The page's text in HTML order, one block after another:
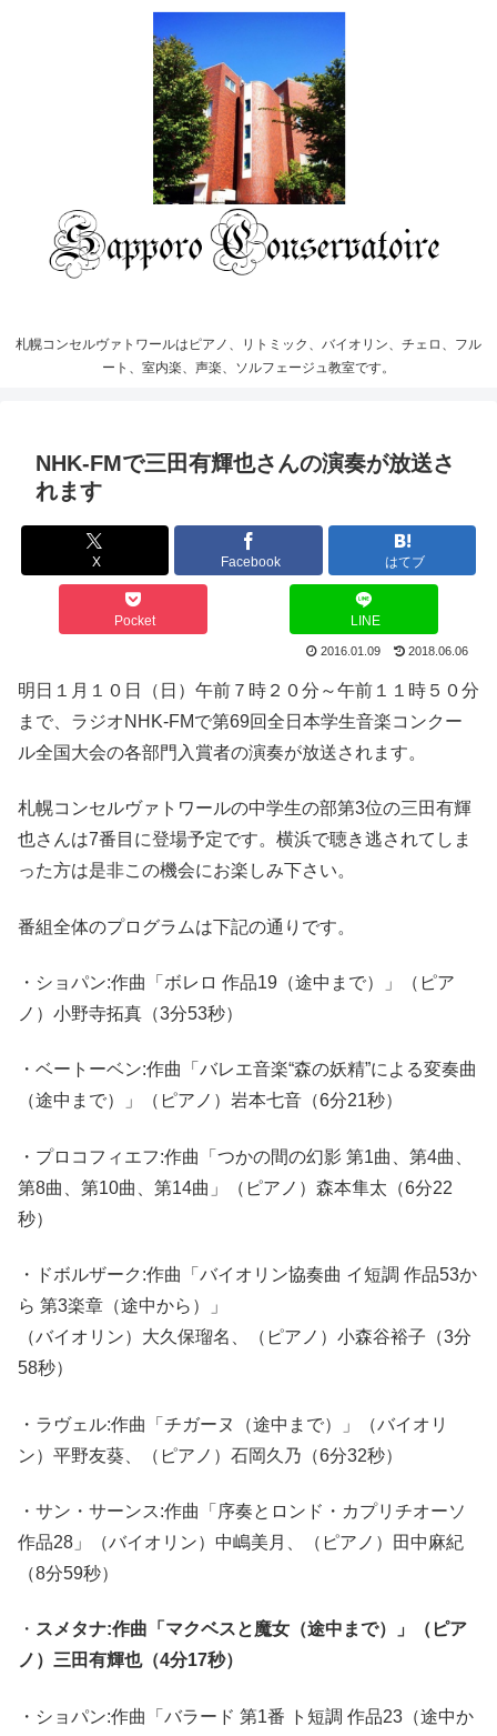
札幌コンセルヴァトワールはピアノ、リトミック、バイオリン、チェロ、フル
ート、室内楽、声楽、ソルフェージュ教室です。
NHK-FMで三田有輝也さんの演奏が放送さ
れます
X Facebook はてブ
Pocket LINE
2016.01.09 2018.06.06
明日１月１０日（日）午前７時２０分～午前１１時５０分
まで、ラジオNHK-FMで第69回全日本学生音楽コンクー
ル全国大会の各部門入賞者の演奏が放送されます。
札幌コンセルヴァトワールの中学生の部第3位の三田有輝
也さんは7番目に登場予定です。横浜で聴き逃されてしま
った方は是非この機会にお楽しみ下さい。
番組全体のプログラムは下記の通りです。
・ショパン:作曲「ボレロ 作品19（途中まで）」（ピア
ノ）小野寺拓真（3分53秒）
・ベートーベン:作曲「バレエ音楽“森の妖精”による変奏曲
（途中まで）」（ピアノ）岩本七音（6分21秒）
・プロコフィエフ:作曲「つかの間の幻影 第1曲、第4曲、
第8曲、第10曲、第14曲」（ピアノ）森本隼太（6分22
秒）
・ドボルザーク:作曲「バイオリン協奏曲 イ短調 作品53か
ら 第3楽章（途中から）」
（バイオリン）大久保瑠名、（ピアノ）小森谷裕子（3分
58秒）
・ラヴェル:作曲「チガーヌ（途中まで）」（バイオリ
ン）平野友葵、（ピアノ）石岡久乃（6分32秒）
・サン・サーンス:作曲「序奏とロンド・カプリチオーソ
作品28」（バイオリン）中嶋美月、（ピアノ）田中麻紀
（8分59秒）
・ スメタナ:作曲「マクベスと魔女（途中まで）」（ピア
ノ）三田有輝也（4分17秒）
・ショパン:作曲「バラード 第1番 ト短調 作品23（途中か